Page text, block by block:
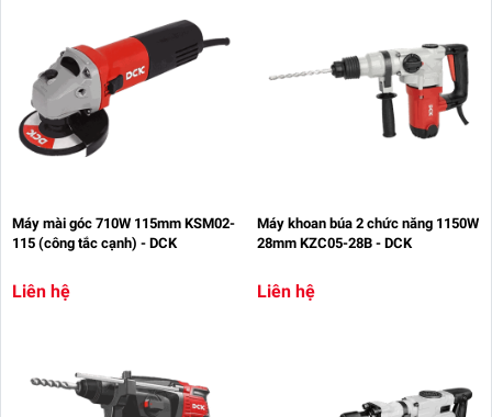
Máy mài góc 710W 115mm KSM02-
115 (công tắc cạnh) - DCK
Liên hệ
Máy khoan búa 2 chức năng 1150W
28mm KZC05-28B - DCK
Liên hệ